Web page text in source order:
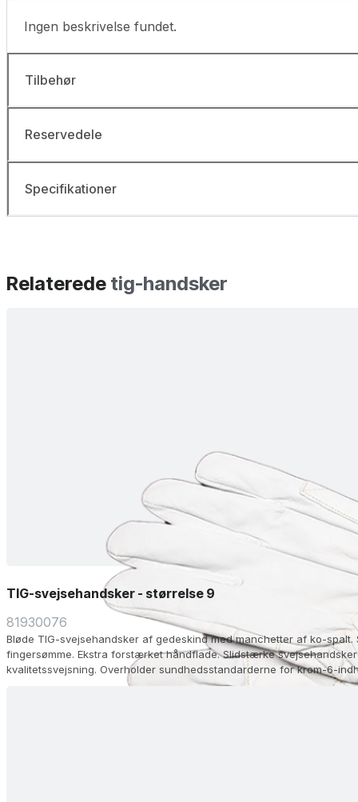
Ingen beskrivelse fundet.
Tilbehør
Reservedele
Specifikationer
Relaterede tig-handsker
TIG-svejsehandsker - størrelse 9
81930076
Bløde TIG-svejsehandsker af gedeskind med manchetter af ko-spalt.
fingersømme. Ekstra forstærket håndflade. Slidstærke
kvalitetssvejsning. Overholder sundhedsstandarderne for krom-6-